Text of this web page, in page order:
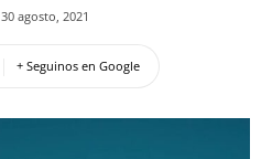
30 agosto, 2021
+ Seguinos en Google